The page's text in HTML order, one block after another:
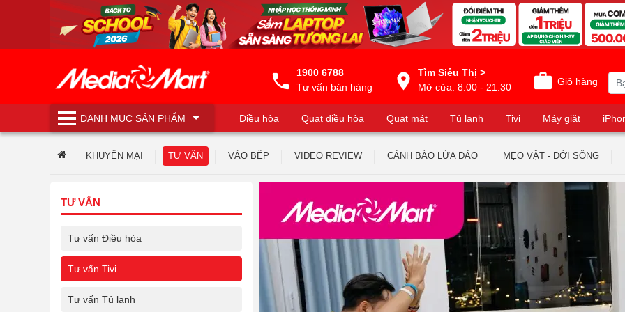
1900 6788
Tư vấn bán hàng
Tìm Siêu Thị >
Mở cửa: 8:00 - 21:30
Giỏ hàng
DANH MỤCSẢN PHẨM Điều hòa Quạt điều hòa Quạt mát Tủ lạnh Tivi Máy giặt
Máy lọc nước
KHUYẾN MẠI TƯ VẤN VÀO BẾP VIDEO REVIEW CẢNH BÁO LỪA ĐẢO MẸO VẶT - ĐỜI SỐNG
TƯ VẤN
Tư vấn Điều hòa
Tư vấn Tivi
Tư vấn Tủ lạnh